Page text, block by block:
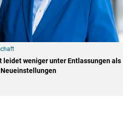
leidet weniger unter Entlassungen als